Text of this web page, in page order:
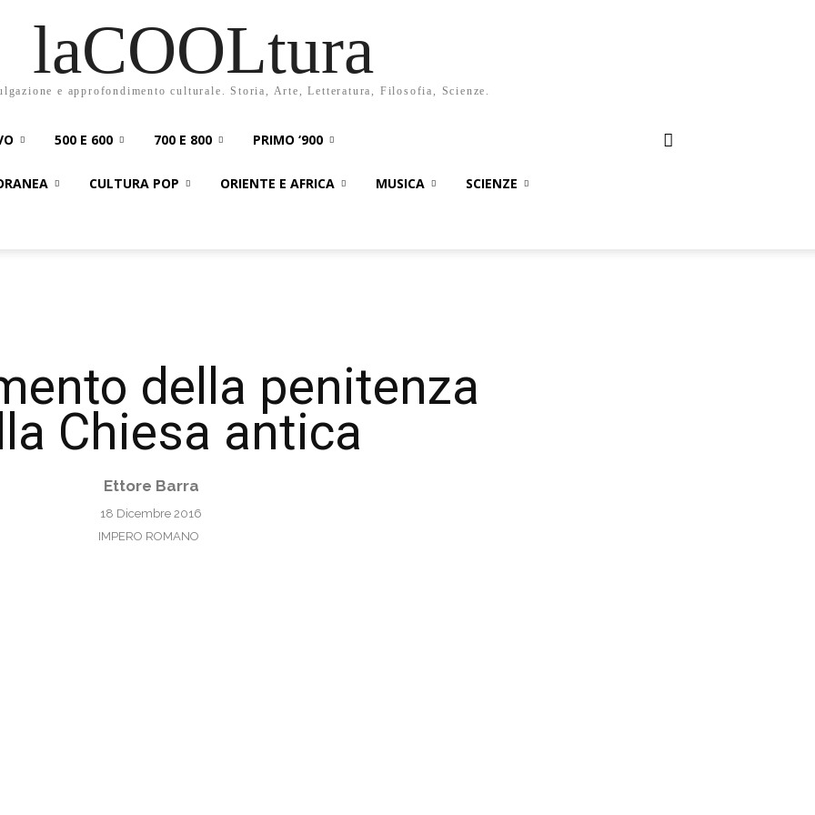
laCOOLtura
e approfondimento culturale. Storia, Arte, Letteratura, Filosofia, Scienze.
500 E 600 700 E 800 PRIMO ‘900
CULTURA POP ORIENTE E AFRICA MUSICA SCIENZE
della penitenza
Chiesa antica
Ettore Barra
18 Dicembre 2016
IMPERO ROMANO